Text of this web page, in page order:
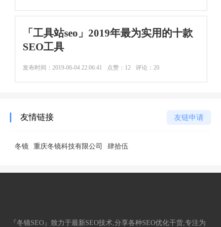
「工具站seo」2019年最为实用的十款
SEO工具
发布时间： 2019-06-04 22:06:41 点赞：12 评论：20
友情链接 友链申请
冬镜 重庆冬镜科技有限公司 肆拾伍
『冬镜SEO』致力于最新SEO技术,分享各种SEO优化干货,专注为